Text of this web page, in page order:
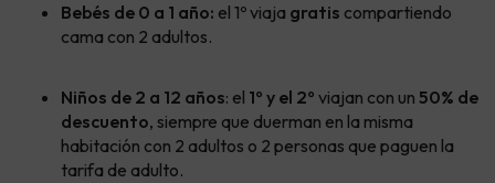
Bebés de 0 a 1 año: el 1º viaja gratis compartiendo
cama con 2 adultos.
Niños de 2 a 12 años: el 1º y el 2º viajan con un 50% de
descuento, siempre que duerman en la misma
habitación con 2 adultos o 2 personas que paguen la
tarifa de adulto.